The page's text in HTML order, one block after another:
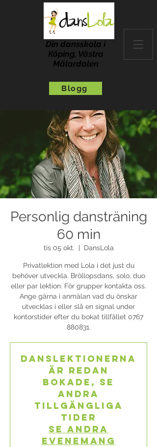
Din dansskola i
Köping, Västra
Mälardalen
Blogg
Personlig dansträning
60 min
tis 05 okt. DansLola
Privatlektion med Lola i det just du
behöver utveckla. Bröllopsdans, solo, duo
eller par lektion. För grupper kontakta oss.
Ange gärna i anmälan vad du önskar
utvecklas i eller slå en signal under
kontorstider efter du bokat tillfället 0767
880831.
Danslektionerna
är redan
bokade, se
andra
tillgängliga
tider
Se andra
evenemang